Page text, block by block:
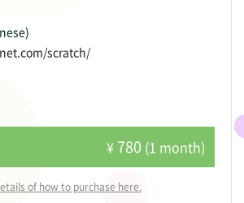
scratch/
¥ 780 (1 month)
of how to purchase here.